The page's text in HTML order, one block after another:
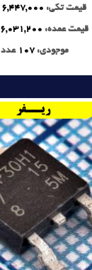
قیمت تکی: 6,447,000
قیمت عمده: 6,031,200
موجودی: 107 عدد